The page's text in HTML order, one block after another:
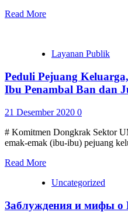
Read More
Layanan Publik
Peduli Pejuang
Ibu Penambal Ban dan
21 Desember 2020 0
# Komitmen Dongkrak Sektor
emak-emak (ibu-ibu) pejuang
Read More
Uncategorized
Заблуждения и мифы о